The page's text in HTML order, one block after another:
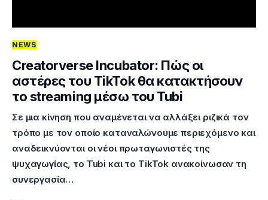
NEWS
Creatorverse Incubator: Πώς οι
αστέρες του TikTok θα κατακτήσουν
το streaming μέσω του Tubi
Σε μια κίνηση που αναμένεται να αλλάξει ριζικά τον
τρόπο με τον οποίο καταναλώνουμε περιεχόμενο και
αναδεικνύονται οι νέοι πρωταγωνιστές της
ψυχαγωγίας, το Tubi και το TikTok ανακοίνωσαν τη
συνεργασία…